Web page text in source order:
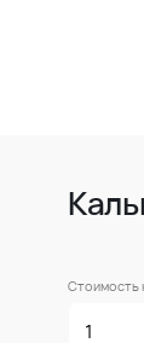
Стоимость